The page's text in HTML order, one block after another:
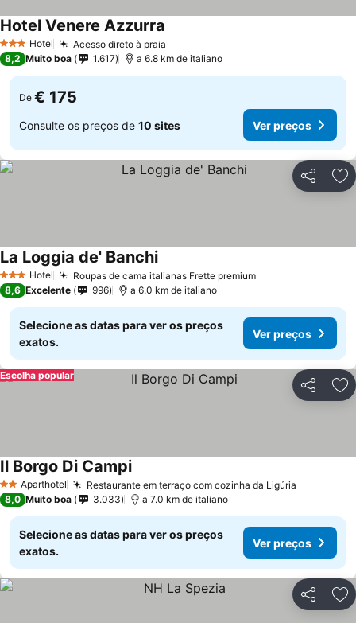
3 EstrelasHotel Acesso direto à praia
Hotel Venere Azzurra
8,2 Muito boa 1.617 a 6.8 km de italiano
De € 175
Consulte os preços de 10 sites Ver preços
Partilhar
3 EstrelasHotel Roupas de cama italianas Frette premiumVer preços
La Loggia de' BanchiVer preços
8,6 Excelente 996 a 6.0 km de italiano
Selecione as datas para ver os preços
exatos.
Ver preços
Partilhar
Escolha popular
2 EstrelasAparthotel Restaurante em terraço com cozinha da Ligúria
Il Borgo Di CampiVer preços
8,0 Muito boa 3.033 a 7.0 km de italiano
Selecione as datas para ver os preços
exatos.
Ver preços
Partilhar